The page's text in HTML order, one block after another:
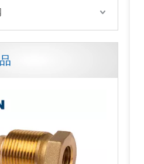
营液化石油气阀